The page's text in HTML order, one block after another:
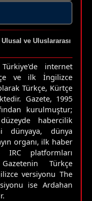
ve Uluslararası
internet
ve ilk İngilizce
Türkçe, Kürtçe
Gazete, 1995
kurulmuştur;
habercilik
dünyaya, dünya
organı, ilk haber
IRC platformları
Türkçe
versiyonu The
ise Ardahan